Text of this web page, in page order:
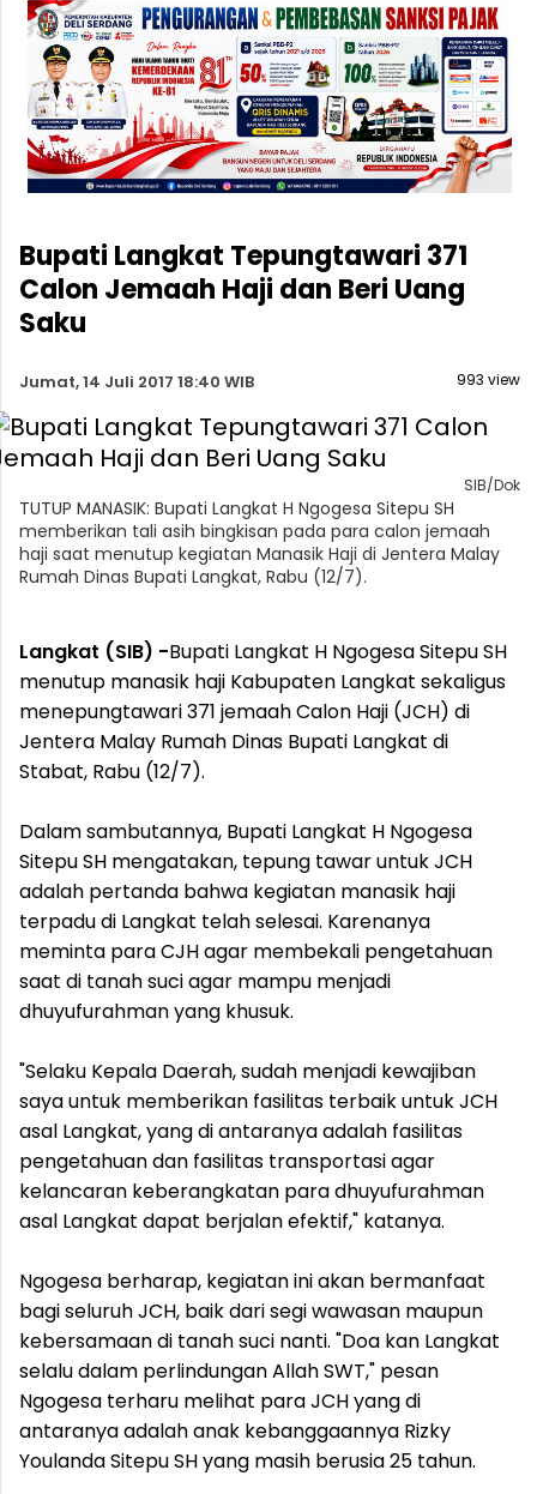
Bupati Langkat Tepungtawari 371
Calon Jemaah Haji dan Beri Uang
Saku
Jumat, 14 Juli 2017 18:40 WIB 993 view
SIB/Dok
TUTUP MANASIK: Bupati Langkat H Ngogesa Sitepu SH
memberikan tali asih bingkisan pada para calon jemaah
haji saat menutup kegiatan Manasik Haji di Jentera Malay
Rumah Dinas Bupati Langkat, Rabu (12/7).
Langkat (SIB) -Bupati Langkat H Ngogesa Sitepu SH
menutup manasik haji Kabupaten Langkat sekaligus
menepungtawari 371 jemaah Calon Haji (JCH) di
Jentera Malay Rumah Dinas Bupati Langkat di
Stabat, Rabu (12/7).
Dalam sambutannya, Bupati Langkat H Ngogesa
Sitepu SH mengatakan, tepung tawar untuk JCH
adalah pertanda bahwa kegiatan manasik haji
terpadu di Langkat telah selesai. Karenanya
meminta para CJH agar membekali pengetahuan
saat di tanah suci agar mampu menjadi
dhuyufurahman yang khusuk.
"Selaku Kepala Daerah, sudah menjadi kewajiban
saya untuk memberikan fasilitas terbaik untuk JCH
asal Langkat, yang di antaranya adalah fasilitas
pengetahuan dan fasilitas transportasi agar
kelancaran keberangkatan para dhuyufurahman
asal Langkat dapat berjalan efektif," katanya.
Ngogesa berharap, kegiatan ini akan bermanfaat
bagi seluruh JCH, baik dari segi wawasan maupun
kebersamaan di tanah suci nanti. "Doa kan Langkat
selalu dalam perlindungan Allah SWT," pesan
Ngogesa terharu melihat para JCH yang di
antaranya adalah anak kebanggaannya Rizky
Youlanda Sitepu SH yang masih berusia 25 tahun.